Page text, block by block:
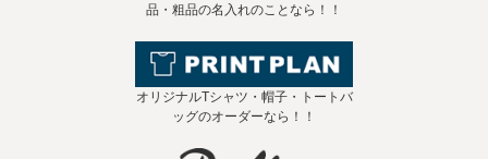
品・粗品の名入れのことなら！！
オリジナルTシャツ・帽子・トートバ
ッグのオーダーなら！！